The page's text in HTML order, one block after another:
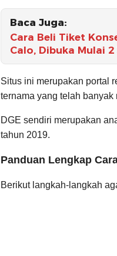
Baca Juga:
Cara Beli Tiket
Calo, Dibuka Mulai
Situs ini merupakan portal
ternama yang telah
DGE sendiri merupakan
tahun 2019.
Panduan Lengkap
Berikut langkah-langkah